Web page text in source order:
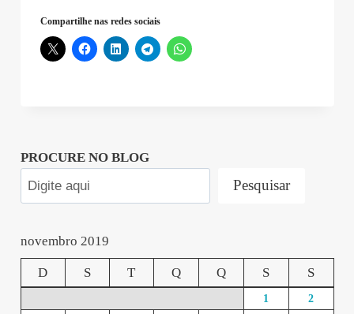
Compartilhe nas redes sociais
PROCURE NO BLOG
Pesquisar
novembro 2019
D S T Q Q S S
1
2